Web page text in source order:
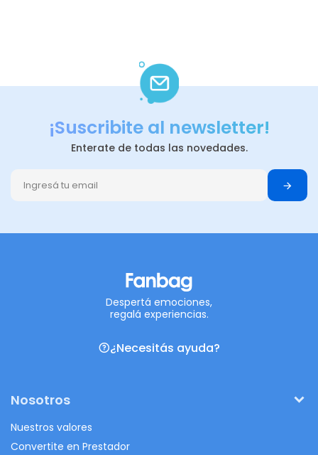
¡Suscribite al newsletter!
Enterate de todas las novedades.
Despertá emociones,
regalá experiencias.
¿Necesitás ayuda?
Nosotros
Nuestros valores
Convertite en Prestador